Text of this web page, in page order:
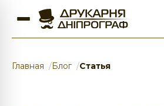
Главная Блог Статья